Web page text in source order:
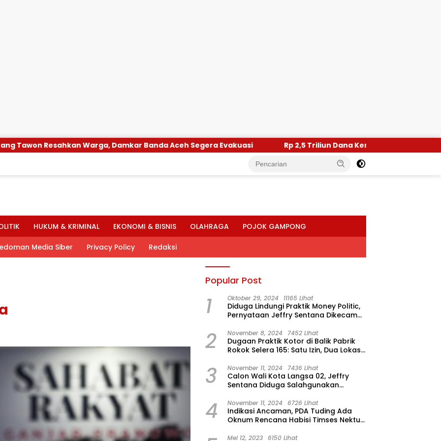
Warga, Damkar Banda Aceh Segera Evakuasi Rp 2,5 Triliun Dana Kementan untuk Bencana, Pemerintah
HUKUM & KRIMINAL EKONOMI & BISNIS OLAHRAGA POJOK GAMPONG
Media Siber Privacy Policy Redaksi
Popular Post
1 Oktober 29, 2024 11165 Lihat
Diduga Lindungi Praktik Money Politic,
Pernyataan Jeffry Sentana Dikecam
2 November 8, 2024 7452 Lihat
Dugaan Praktik Kotor di Balik Pabrik
Rokok Selera 165: Satu Izin, Dua Lokasi
3 November 11, 2024 7436 Lihat
Calon Wali Kota Langsa 02, Jeffry
Sentana Diduga Salahgunakan
4 November 11, 2024 6726 Lihat
Indikasi Ancaman, PDA Tuding Ada
Oknum Rencana Habisi Timses Nektu-
Mei 12, 2023 6150 Lihat